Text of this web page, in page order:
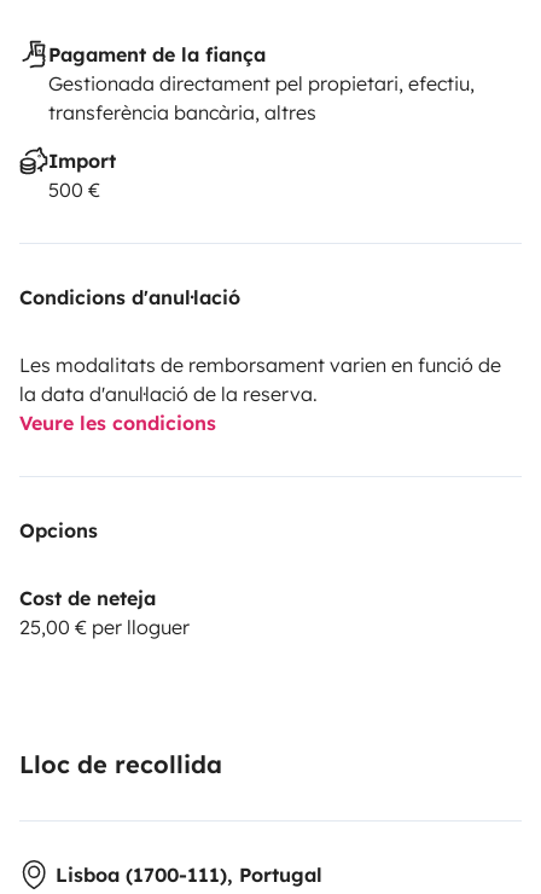
Pagament de la fiança
Gestionada directament pel propietari, efectiu,
transferència bancària, altres
Import
500 €
Condicions d'anul·lació
Les modalitats de remborsament varien en funció de
la data d'anul·lació de la reserva.
Veure les condicions
Opcions
Cost de neteja
25,00 € per lloguer
Lloc de recollida
Lisboa (1700-111), Portugal